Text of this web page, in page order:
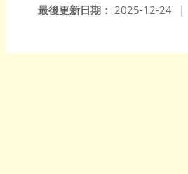
最後更新日期： 2025-12-24
|